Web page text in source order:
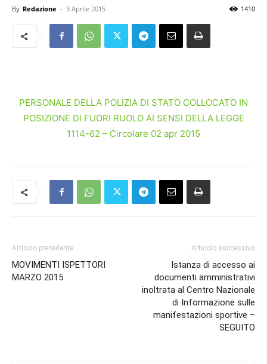
By Redazione - 3 Aprile 2015 1410
PERSONALE DELLA POLIZIA DI STATO COLLOCATO IN
POSIZIONE DI FUORI RUOLO AI SENSI DELLA LEGGE
1114-62 – Circolare 02 apr 2015
Articolo precedente
MOVIMENTI ISPETTORI
MARZO 2015
Articolo successivo
Istanza di accesso ai
documenti amministrativi
inoltrata al Centro Nazionale
di Informazione sulle
manifestazioni sportive –
SEGUITO